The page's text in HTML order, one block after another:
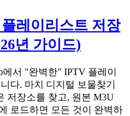
레이리스트 저장
년 가이드)
서 "완벽한" IPTV 플레이
다. 마치 디지털 보물찾기
저장소를 찾고, 원본 M3U
로드하면 모든 것이 완벽하